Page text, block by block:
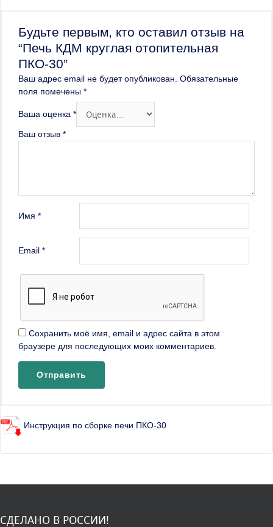
Будьте первым, кто оставил отзыв на
“Печь КДМ круглая отопительная
ПКО-30”
Ваш адрес email не будет опубликован. Обязательные
поля помечены*
Ваша оценка*
Ваш отзыв*
Имя*
Email*
Сохранить моё имя, email и адрес сайта в этом
браузере для последующих моих комментариев.
Инструкция по сборке печи ПКО-30
СДЕЛАНО В РОССИИ!